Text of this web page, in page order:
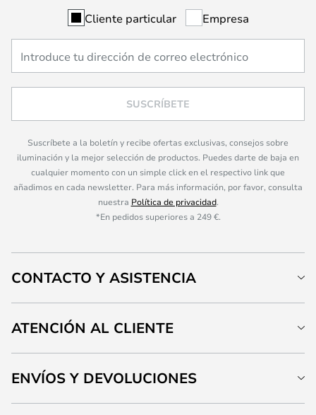
Cliente particular Empresa
SUSCRÍBETE
Suscríbete a la boletín y recibe ofertas exclusivas, consejos sobre
iluminación y la mejor selección de productos. Puedes darte de baja en
cualquier momento con un simple click en el respectivo link que
añadimos en cada newsletter. Para más información, por favor, consulta
nuestra Política de privacidad.
*En pedidos superiores a 249 €.
CONTACTO Y ASISTENCIA
ATENCIÓN AL CLIENTE
ENVÍOS Y DEVOLUCIONES